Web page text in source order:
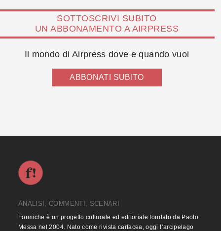
SOTTOSCRIVI SUBITO
UN ABBONAMENTO A AIRPRESS
Il mondo di Airpress dove e quando vuoi
ABBONATI SUBITO
ANALISI, COMMENTI, SCENARI
Formiche è un progetto culturale ed editoriale fondato da Paolo
Messa nel 2004. Nato come rivista cartacea, oggi l’arcipelago